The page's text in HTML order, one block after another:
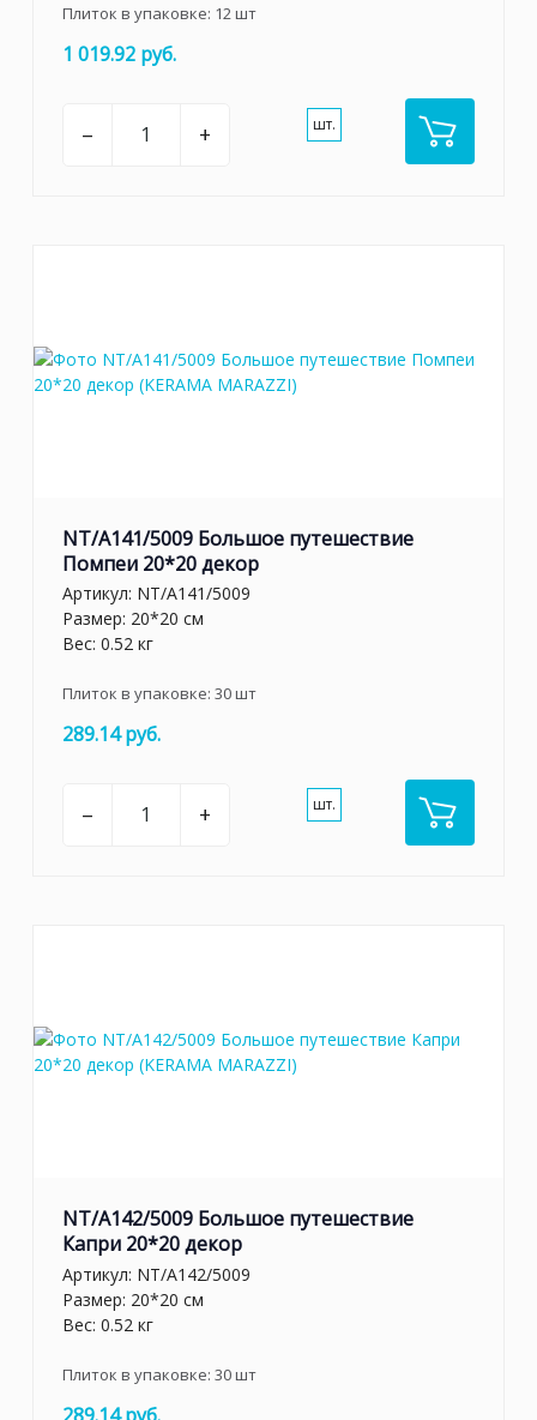
Плиток в упаковке: 12шт
1 019.92 руб.
– + шт.
NT/A141/5009 Большое путешествие
Помпеи 20*20 декор
Артикул: NT/A141/5009
Размер: 20*20 см
Вес: 0.52 кг
Плиток в упаковке: 30шт
289.14 руб.
– + шт.
NT/A142/5009 Большое путешествие
Капри 20*20 декор
Артикул: NT/A142/5009
Размер: 20*20 см
Вес: 0.52 кг
Плиток в упаковке: 30шт